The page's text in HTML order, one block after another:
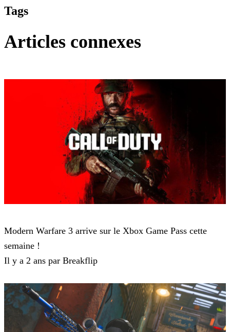
Tags
Articles connexes
Modern Warfare 3 arrive sur le Xbox Game Pass cette
semaine !
Il y a 2 ans par Breakflip